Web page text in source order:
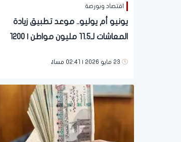
اقتصاد وبورصة
يونيو أم يوليو.. موعد تطبيق زيادة
المعاشات لـ11.5 مليون مواطن | 1200
23 مايو 2026 | 02:41 مساءً